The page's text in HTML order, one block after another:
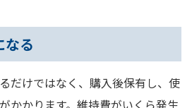
なる
だけではなく、購入後保有し、使
かかります。維持費がいくら発生